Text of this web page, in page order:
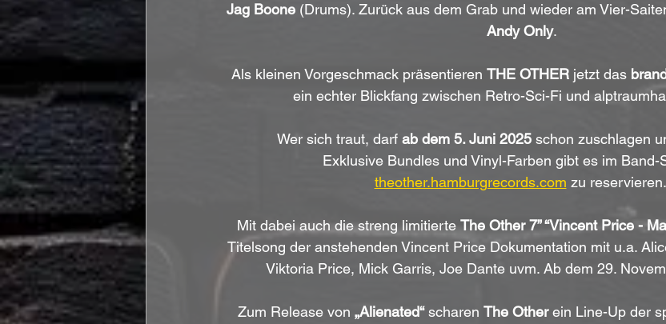
Jag Boone (Drums). Zurück aus dem Grab und wieder am Vier-
Andy Only.
Als kleinen Vorgeschmack präsentieren THE OTHER jetzt das
ein echter Blickfang zwischen Retro-Sci-Fi und
Wer sich traut, darf ab dem 5. Juni 2025 schon zuschlagen
Exklusive Bundles und Vinyl-Farben gibt es im Band-
theother.hamburgrecords.com zu reservieren.
Mit dabei auch die streng limitierte The Other 7” “Vincent Price -
Titelsong der anstehenden Vincent Price Dokumentation mit u.a.
Viktoria Price, Mick Garris, Joe Dante uvm. Ab dem 29.
Zum Release von „Alienated“ scharen The Other ein Line-Up der